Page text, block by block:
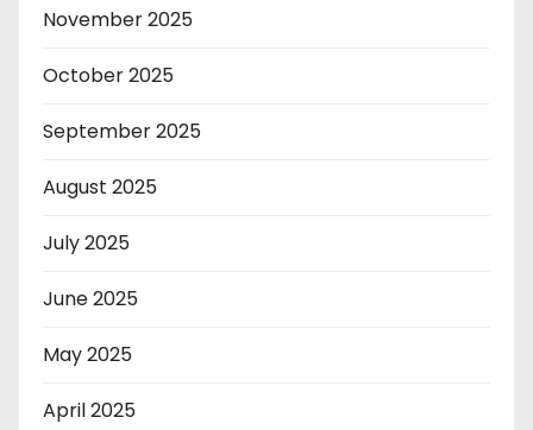
November 2025
October 2025
September 2025
August 2025
July 2025
June 2025
May 2025
April 2025